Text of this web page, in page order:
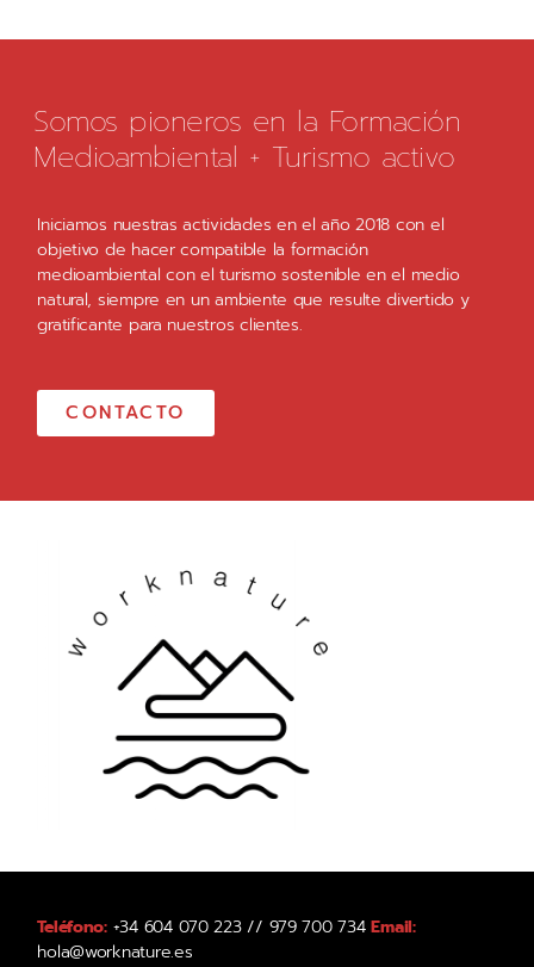
Somos pioneros en la Formación
Medioambiental + Turismo activo
Iniciamos nuestras actividades en el año 2018 con el
objetivo de hacer compatible la formación
medioambiental con el turismo sostenible en el medio
natural, siempre en un ambiente que resulte divertido y
gratificante para nuestros clientes.
CONTACTO
Teléfono: +34 604 070 223 // 979 700 734Email:
hola@worknature.es